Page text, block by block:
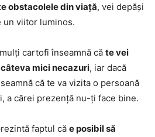
obstacolele din viață, vei depăși
un viitor luminos.
cartofi înseamnă că te vei
mici necazuri, iar dacă
că te va vizita o persoană
a cărei prezență nu-ți face bine.
faptul că e posibil să